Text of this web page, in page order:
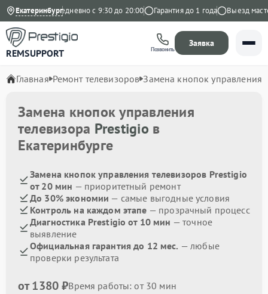
Екатеринбург
Яндекс Ежедневно с 9:30 до 20:00 Гарантия до 1 года Выезд
REMSUPPORT Позвонить
Заявка
Главная Ремонт телевизоров Замена кнопок управления
Замена кнопок управления
телевизора Prestigio в
Екатеринбурге
Замена кнопок управления телевизоров Prestigio
от 20 мин — приоритетный ремонт
До 30% экономии — самые выгодные условия
Контроль на каждом этапе — прозрачный процесс
Диагностика Prestigio от 10 мин — точное
выявление
Официальная гарантия до 12 мес. — любые
проверки результата
от 1380 ₽Время работы: от 30 мин